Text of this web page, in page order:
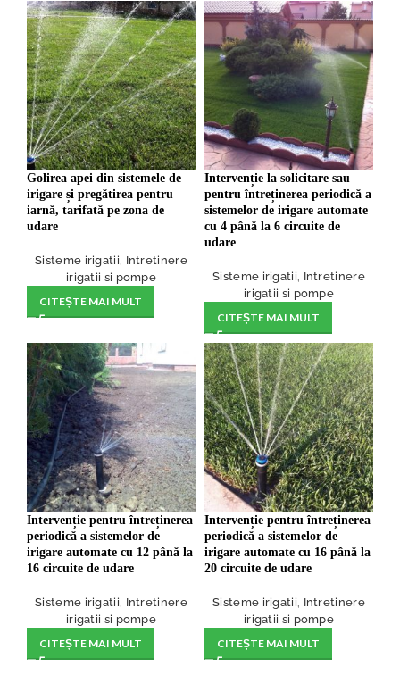
Golirea apei din sistemele de
irigare și pregătirea pentru
iarnă, tarifată pe zona de
udare
Sisteme irigatii, Intretinere
irigatii si pompe
CITEȘTE MAI MULT
Intervenție la solicitare sau
pentru întreținerea periodică a
sistemelor de irigare automate
cu 4 până la 6 circuite de
udare
Sisteme irigatii, Intretinere
irigatii si pompe
CITEȘTE MAI MULT
Intervenție pentru întreținerea
periodică a sistemelor de
irigare automate cu 12 până la
16 circuite de udare
Sisteme irigatii, Intretinere
irigatii si pompe
CITEȘTE MAI MULT
Intervenție pentru întreținerea
periodică a sistemelor de
irigare automate cu 16 până la
20 circuite de udare
Sisteme irigatii, Intretinere
irigatii si pompe
CITEȘTE MAI MULT